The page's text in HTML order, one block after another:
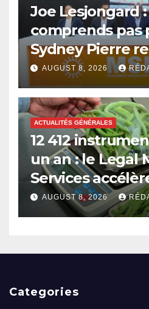
Joe Lesjongard :
comprends pas
Sydney Pierre
AUGUST 8, 2026
ACTUALITÉS GÉNÉRALES
12 412
un an : le Legal
Services
modernisation
AUGUST 8, 2026
Categories